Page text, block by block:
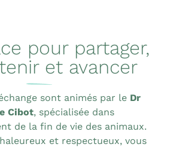
pour partager,
et avancer
sont animés par le Dr
Cibot, spécialisée dans
de la fin de vie des animaux.
et respectueux, vous